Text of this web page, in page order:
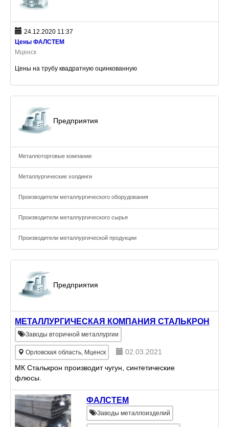
24.12.2020 11:37
Цены ФАЛСТЕМ
Мценск
Цены на трубу квадратную оцинкованную
Предприятия
Металлоторговые компании
Металлургические холдинги
Производители металлургического оборудования
Производители металлургического сырья
Производители металлургической продукции
Предприятия
МЕТАЛЛУРГИЧЕСКАЯ КОМПАНИЯ СТАЛЬКРОН
Заводы вторичной металлургии
Орловская область, Мценск
02.03.2021
МК Сталькрон производит чугун, синтетические
флюсы.
ФАЛСТЕМ
Заводы металлоизделий